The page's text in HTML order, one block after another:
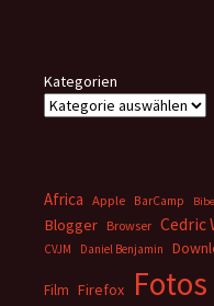
Kategorien
Africa Apple BarCamp
Blogger Browser Cedric
CVJM Daniel Benjamin
Film Firefox Fotos